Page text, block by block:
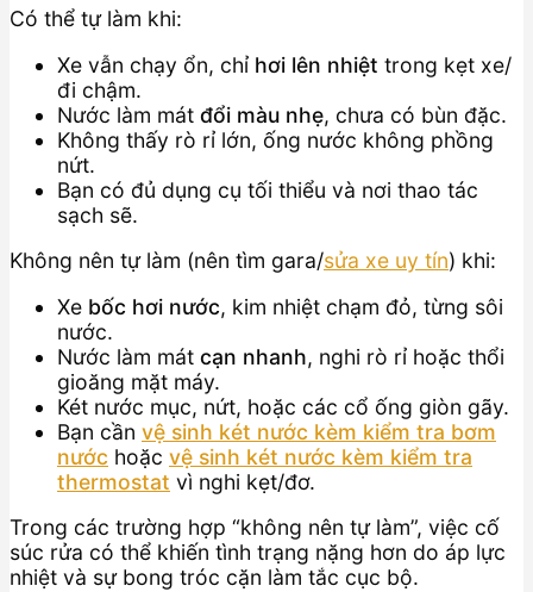
Có thể tự làm khi:
Xe vẫn chạy ổn, chỉ hơi lên nhiệt trong kẹt xe/
đi chậm.
Nước làm mát đổi màu nhẹ, chưa có bùn đặc.
Không thấy rò rỉ lớn, ống nước không phồng
nứt.
Bạn có đủ dụng cụ tối thiểu và nơi thao tác
sạch sẽ.
Không nên tự làm (nên tìm gara/sửa xe uy tín) khi:
Xe bốc hơi nước, kim nhiệt chạm đỏ, từng sôi
nước.
Nước làm mát cạn nhanh, nghi rò rỉ hoặc thổi
gioăng mặt máy.
Két nước mục, nứt, hoặc các cổ ống giòn gãy.
Bạn cần vệ sinh két nước kèm kiểm tra bơm
nước hoặc vệ sinh két nước kèm kiểm tra
thermostat vì nghi kẹt/đơ.
Trong các trường hợp “không nên tự làm”, việc cố
súc rửa có thể khiến tình trạng nặng hơn do áp lực
nhiệt và sự bong tróc cặn làm tắc cục bộ.